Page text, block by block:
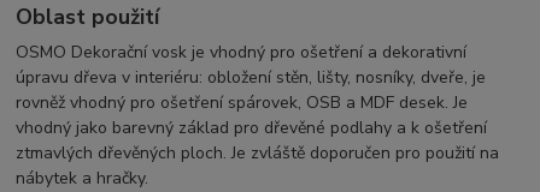
Oblast použití
OSMO Dekorační vosk je vhodný pro ošetření a dekorativní
úpravu dřeva v interiéru: obložení stěn, lišty, nosníky, dveře, je
rovněž vhodný pro ošetření spárovek, OSB a MDF desek. Je
vhodný jako barevný základ pro dřevěné podlahy a k ošetření
ztmavlých dřevěných ploch. Je zvláště doporučen pro použití na
nábytek a hračky.